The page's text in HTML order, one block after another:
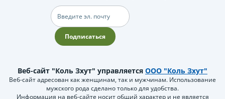
Электронная
почта
Подписаться
Веб-сайт "Коль Зхут" управляется ООО "Коль Зхут"
Веб-сайт адресован как женщинам, так и мужчинам. Использование
мужского рода сделано только для удобства.
Информация на веб-сайте носит общий характер и не является